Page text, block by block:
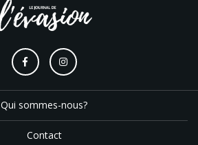
Qui sommes-nous?
Contact